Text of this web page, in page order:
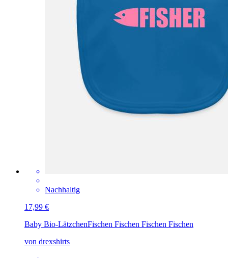
Nachhaltig
17,99 €
Baby Bio-LätzchenFischen Fischen Fischen Fischen
von drexshirts